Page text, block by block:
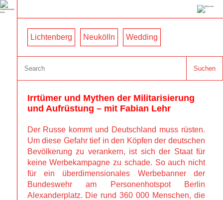
Lichtenberg Neukölln Wedding
Suchen
Irrtümer und Mythen der Militarisierung
und Aufrüstung – mit Fabian Lehr
Der Russe kommt und Deutschland muss rüsten.
Um diese Gefahr tief in den Köpfen der deutschen
Bevölkerung zu verankern, ist sich der Staat für
keine Werbekampagne zu schade. So auch nicht
für ein überdimensionales Werbebanner der
Bundeswehr am Personenhotspot Berlin
Alexanderplatz. Die rund 360 000 Menschen, die